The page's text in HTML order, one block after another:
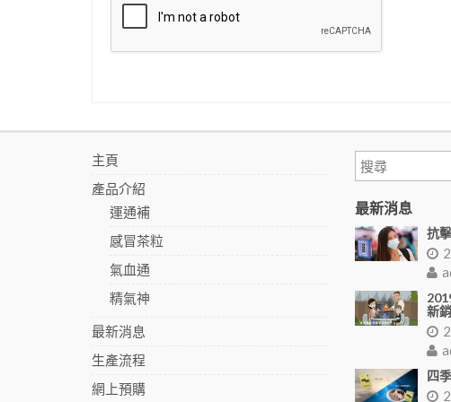
主頁
產品介紹
運通補
感冒茶粒
氣血通
精氣神
最新消息
生產流程
網上預購
最新消息
抗
新
四